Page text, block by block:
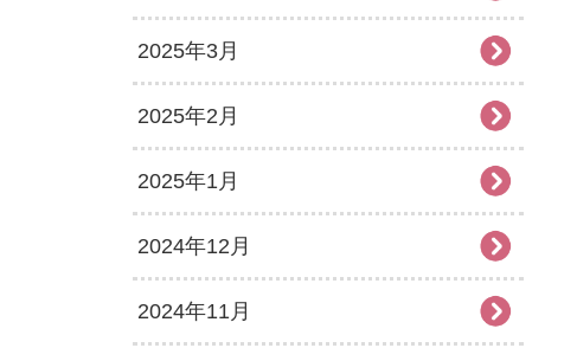
2025年3月
2025年2月
2025年1月
2024年12月
2024年11月